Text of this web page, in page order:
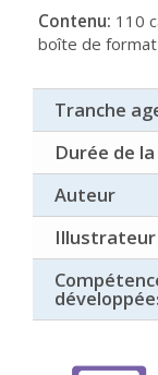
Contenu: 110
boîte de
Tranche
Durée de
Auteur
Illustrateur